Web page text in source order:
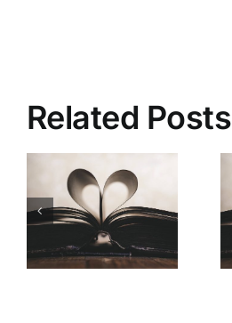
Related Posts